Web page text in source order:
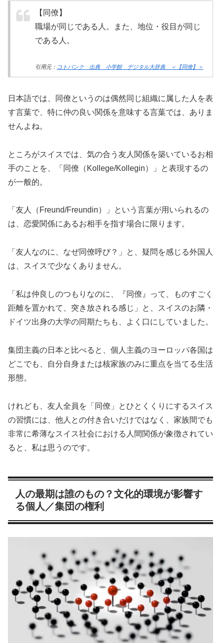
【同僚】
職場が同じである人。また、地位・役目が同じ
である人。
引用元： コトバンク 出典 小学館 デジタル大辞典 ＜【同僚】＞
日本語では、同僚というのは偶然同じ組織に属した人を表
す言葉で、特に仲の良い関係を意味する言葉では、ありま
せんよね。
ところがスイスでは、気の合う友人関係を築いているお相
手のことを、「同僚（Kollege/Kollegin）」と表現するの
が一般的。
「友人（Freund/Freundin）」という言葉が用いられるの
は、恋愛関係にあるお相手を指す場合に限ります。
「友人なのに、なぜ同僚呼び？」と、疑問を感じる外国人
は、スイスで少なくありません。
「私は仲良しのつもりなのに、『同僚』って、ものすごく
距離を置かれて、突き放される感じ」と、スイスのお隣・
ドイツ出身の大学の同期たちも、よく口にしていました。
集団主義の日本と比べると、個人主義のヨーロッパ各国は
どこでも、自分自身または核家族のみに重点を当てる生活
形態。
けれども、友人全員を「同僚」とひとくくりにするスイス
の習慣には、他人との付き合いだけではなく、家族間でも
非常に希薄なスイス社会における人間関係が象徴されてい
ると、私は思うのです。
人の最期は誰のもの？文化的環境が影響す
る個人／集団の権利